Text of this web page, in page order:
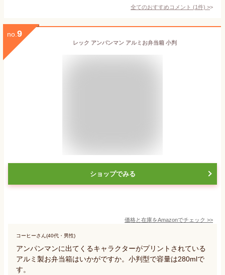
全てのおすすめコメント (1件) >
no. 9
レック アンパンマン アルミお弁当箱 小判
ショップでみる
価格と在庫をAmazonでチェック >>
コーヒーさん(40代・男性)
アンパンマンに出てくるキャラクターがプリントされている
アルミ製お弁当箱はいかがですか。小判型で容量は280mlで
す。